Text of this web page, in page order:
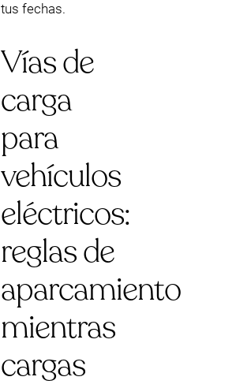
tus fechas.
Vías de
carga
para
vehículos
eléctricos:
reglas de
aparcamiento
mientras
cargas